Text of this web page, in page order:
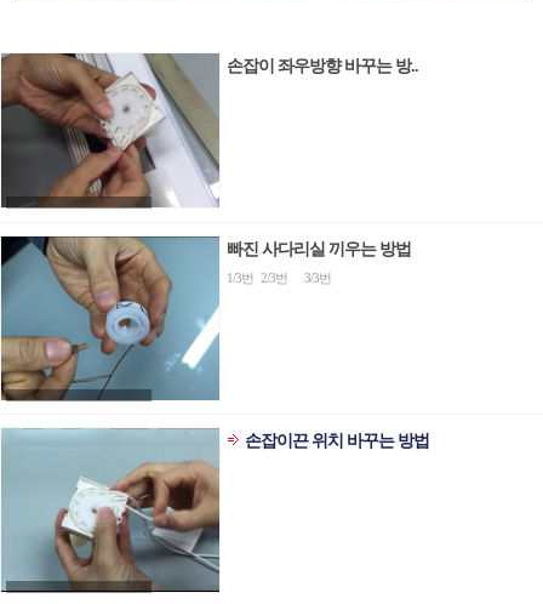
손잡이 좌우방향 바꾸는 방..
빠진 사다리실 끼우는 방법
1/3번 2/3번 3/3번
손잡이끈 위치 바꾸는 방법